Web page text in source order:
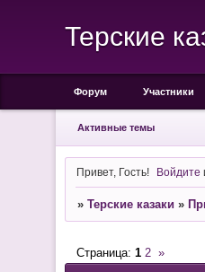
Терские
Форум Участники
Активные темы
Привет, Гость! Войдите
» Терские казаки »
Страница: 1 2 »